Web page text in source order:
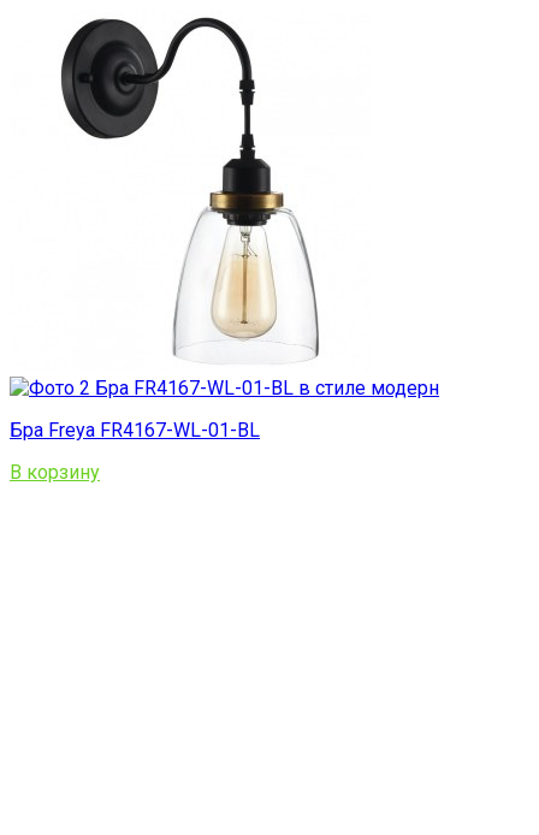
Бра Freya FR4167-WL-01-BL
В корзину